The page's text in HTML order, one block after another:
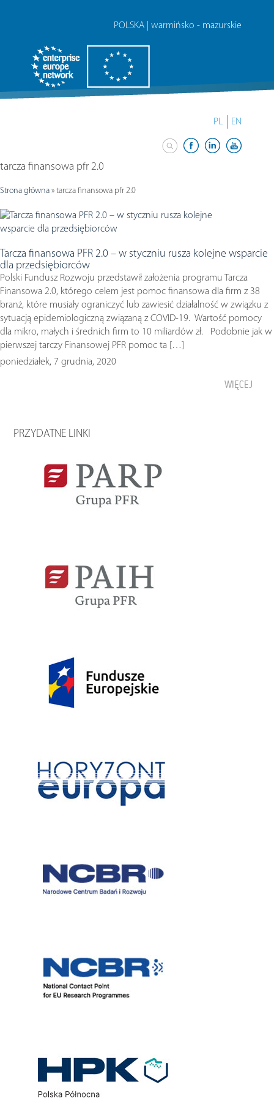
POLSKA | warmińsko - mazurskie
PL EN
tarcza finansowa pfr 2.0
Strona główna » tarcza finansowa pfr 2.0
Tarcza finansowa PFR 2.0 – w styczniu rusza kolejne wsparcie
dla przedsiębiorców
Polski Fundusz Rozwoju przedstawił założenia programu Tarcza
Finansowa 2.0, którego celem jest pomoc finansowa dla firm z 38
branż, które musiały ograniczyć lub zawiesić działalność w związku z
sytuacją epidemiologiczną związaną z COVID-19. Wartość pomocy
dla mikro, małych i średnich firm to 10 miliardów zł. Podobnie jak w
pierwszej tarczy Finansowej PFR pomoc ta […]
poniedziałek, 7 grudnia, 2020
WIĘCEJ
PRZYDATNE LINKI